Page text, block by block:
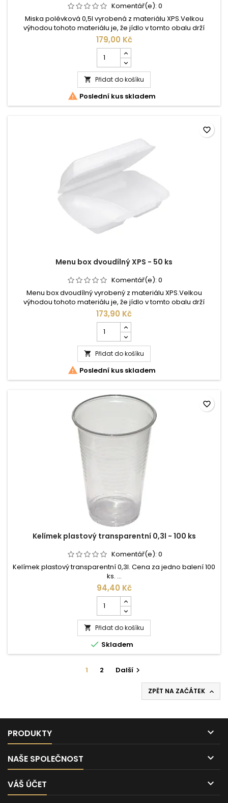
Komentář(e): 0
Miska polévková 0,5l vyrobená z materiálu XPS.Velkou
výhodou tohoto materiálu je, že jídlo v tomto obalu drží
teplotu po dlouhou dobu. Jsou určeny pro přenos a převoz
teplých i studených pokrmů.Hodí se na teplé i studené
pokrmy, ale i pro saláty.
179,00 Kč
kusů
produktu
Miska
pěnová
polévková
0,5l
 Přidat do košíku
 Poslední kus skladem
Menu box dvoudílný XPS - 50 ks
Komentář(e): 0
Menu box dvoudílný vyrobený z materiálu XPS.Velkou
výhodou tohoto materiálu je, že jídlo v tomto obalu drží
teplotu po dlouhou dobu. Jsou určeny pro přenos a převoz
teplých i studených pokrmů.Hodí se na teplé i studené
pokrmy, ale i pro saláty.
173,90 Kč
kusů
produktu
Menu
box
dvoudílný
XPS
50
 Přidat do košíku
 Poslední kus skladem
favorite_border
Kelímek plastový transparentní 0,3l - 100 ks
Komentář(e): 0
Kelímek plastový transparentní 0,3l. Cena za jedno balení 100
ks. ...
94,40 Kč
kusů
produktu
Kelímek
plastový
transparentní
0,3l
100
 Přidat do košíku
 Skladem
favorite_border
1 2 Další 
ZPĚT NA ZAČÁTEK 
PRODUKTY 
NAŠE SPOLEČNOST 
VÁŠ ÚČET 